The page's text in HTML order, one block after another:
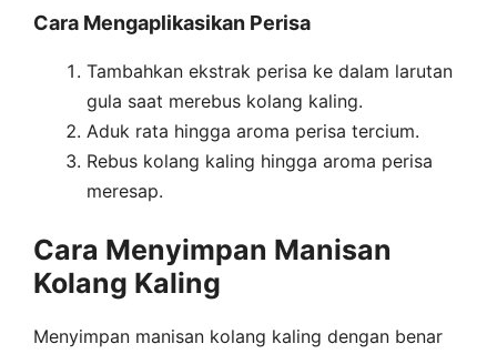
Cara Mengaplikasikan Perisa
Tambahkan ekstrak perisa ke dalam larutan
gula saat merebus kolang kaling.
Aduk rata hingga aroma perisa tercium.
Rebus kolang kaling hingga aroma perisa
meresap.
Cara Menyimpan Manisan
Kolang Kaling
Menyimpan manisan kolang kaling dengan benar